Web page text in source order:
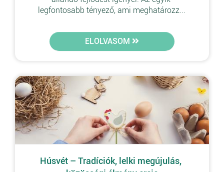
legfontosabb tényező, ami meghatározz...
ELOLVASOM
Húsvét – Tradíciók, lelki megújulás,